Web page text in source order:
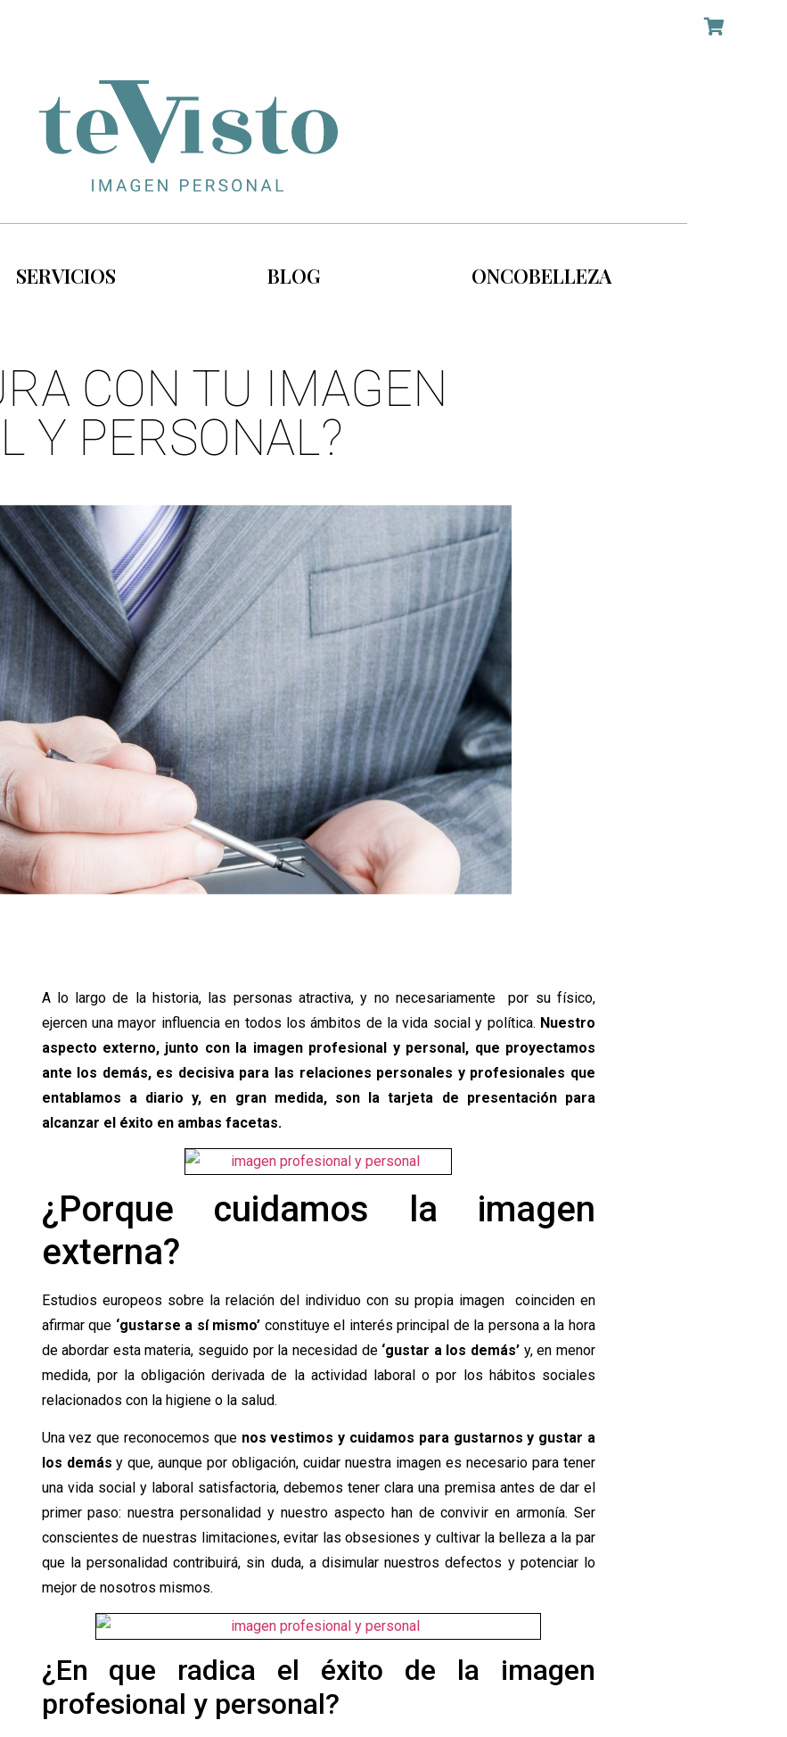
SERVICIOS BLOG ONCOBELLEZA
CON TU IMAGEN
Y PERSONAL?
A lo largo de la historia, las personas atractiva, y no necesariamente por su físico,
ejercen una mayor influencia en todos los ámbitos de la vida social y política. Nuestro
aspecto externo, junto con la imagen profesional y personal, que proyectamos
ante los demás, es decisiva para las relaciones personales y profesionales que
entablamos a diario y, en gran medida, son la tarjeta de presentación para
alcanzar el éxito en ambas facetas.
¿Porque cuidamos la imagen
externa?
Estudios europeos sobre la relación del individuo con su propia imagen coinciden en
afirmar que ‘gustarse a sí mismo’ constituye el interés principal de la persona a la hora
de abordar esta materia, seguido por la necesidad de ‘gustar a los demás’ y, en menor
medida, por la obligación derivada de la actividad laboral o por los hábitos sociales
relacionados con la higiene o la salud.
Una vez que reconocemos que nos vestimos y cuidamos para gustarnos y gustar a
los demás y que, aunque por obligación, cuidar nuestra imagen es necesario para tener
una vida social y laboral satisfactoria, debemos tener clara una premisa antes de dar el
primer paso: nuestra personalidad y nuestro aspecto han de convivir en armonía. Ser
conscientes de nuestras limitaciones, evitar las obsesiones y cultivar la belleza a la par
que la personalidad contribuirá, sin duda, a disimular nuestros defectos y potenciar lo
mejor de nosotros mismos.
¿En que radica el éxito de la imagen
profesional y personal?